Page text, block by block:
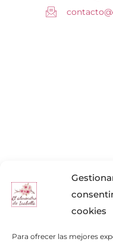
cookies
Para ofrecer las mejores